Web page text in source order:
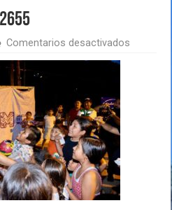
Comentarios desactivados